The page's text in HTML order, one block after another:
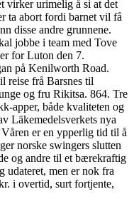
virker urimelig å si at det
ta abort fordi barnet vil få
disse andre grunnene.
jobbe i team med Tove
for Luton den 7.
på Kenilworth Road.
reise frå Barsnes til
og fru Rikitsa. 864. Tre
apper, både kvaliteten og
Läkemedelsverkets nya
er en ypperlig tid til å
norske swingers slutten
og andre til et bærekraftig
udateret, men er nok fra
i overtid, surt fortjente,